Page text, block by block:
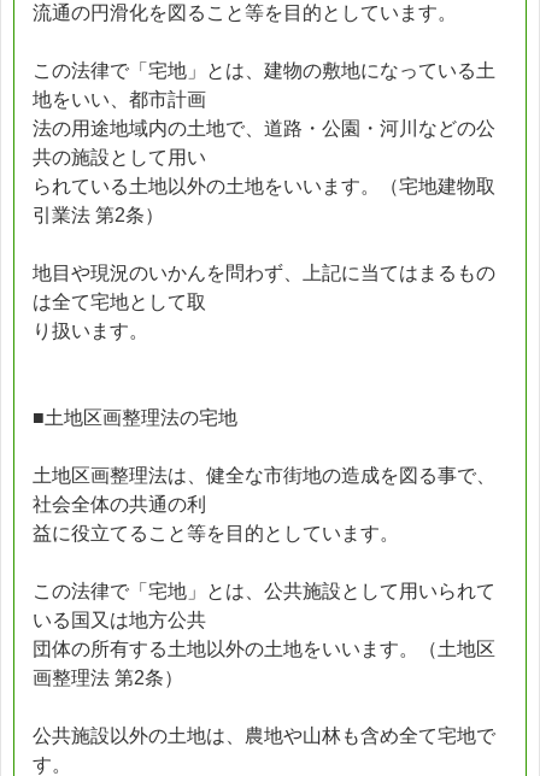
流通の円滑化を図ること等を目的としています。
この法律で「宅地」とは、建物の敷地になっている土
地をいい、都市計画
法の用途地域内の土地で、道路・公園・河川などの公
共の施設として用い
られている土地以外の土地をいいます。（宅地建物取
引業法 第2条）
地目や現況のいかんを問わず、上記に当てはまるもの
は全て宅地として取
り扱います。
■土地区画整理法の宅地
土地区画整理法は、健全な市街地の造成を図る事で、
社会全体の共通の利
益に役立てること等を目的としています。
この法律で「宅地」とは、公共施設として用いられて
いる国又は地方公共
団体の所有する土地以外の土地をいいます。（土地区
画整理法 第2条）
公共施設以外の土地は、農地や山林も含め全て宅地で
す。